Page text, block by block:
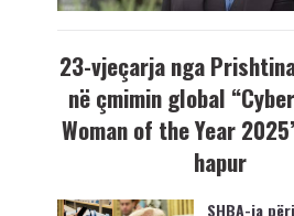
23-vjeçarja nga
në çmimin global
Woman of the Year
hapur
SHBA-ja